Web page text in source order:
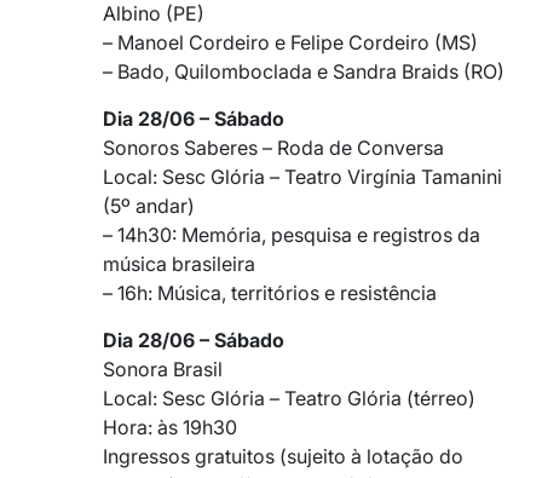
Albino (PE)
– Manoel Cordeiro e Felipe Cordeiro (MS)
– Bado, Quilomboclada e Sandra Braids (RO)
Dia 28/06 – Sábado
Sonoros Saberes – Roda de Conversa
Local: Sesc Glória – Teatro Virgínia Tamanini
(5º andar)
– 14h30: Memória, pesquisa e registros da
música brasileira
– 16h: Música, territórios e resistência
Dia 28/06 – Sábado
Sonora Brasil
Local: Sesc Glória – Teatro Glória (térreo)
Hora: às 19h30
Ingressos gratuitos (sujeito à lotação do